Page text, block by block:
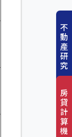
不
動
產
研
究
房
貸
計
算
機